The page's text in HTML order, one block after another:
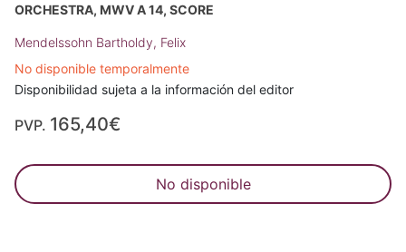
ORCHESTRA, MWV A 14, SCORE
Mendelssohn Bartholdy, Felix
No disponible temporalmente
Disponibilidad sujeta a la información del editor
PVP. 165,40€
No disponible